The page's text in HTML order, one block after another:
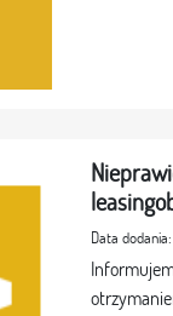
Data